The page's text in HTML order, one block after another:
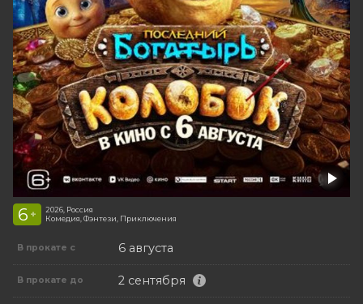
6 +
2026, Россия
Комедия, Фэнтези, Приключения
В прокате с 6 августа
В прокате до 2 сентября